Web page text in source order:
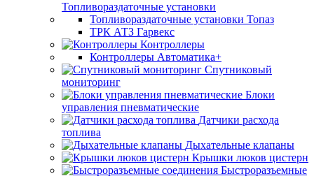
Топливораздаточные установки
Топливораздаточные установки Топаз
ТРК АТЗ Гарвекс
Контроллеры
Контроллеры Автоматика+
Спутниковый
мониторинг
Блоки
управления пневматические
Датчики расхода
топлива
Дыхательные клапаны
Крышки люков цистерн
Быстроразъемные